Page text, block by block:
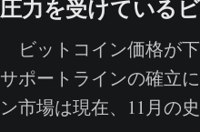
圧力を受けている
ビットコイン価格が
サポートラインの確立
ン市場は現在、11月の